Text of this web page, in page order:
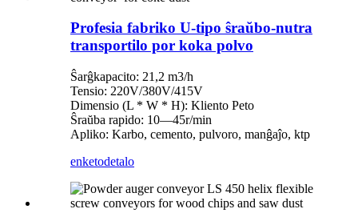
Profesia fabriko U-tipo ŝraŭbo-nutra
transportilo por koka polvo
Ŝarĝkapacito: 21,2 m3/h
Tensio: 220V/380V/415V
Dimensio (L * W * H): Kliento Peto
Ŝraŭba rapido: 10—45r/min
Apliko: Karbo, cemento, pulvoro, manĝaĵo, ktp
enketodetalo